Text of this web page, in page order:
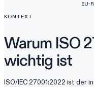
EU-
KONTEXT
Warum ISO
wichtig ist
ISO/IEC 27001:2022 ist der